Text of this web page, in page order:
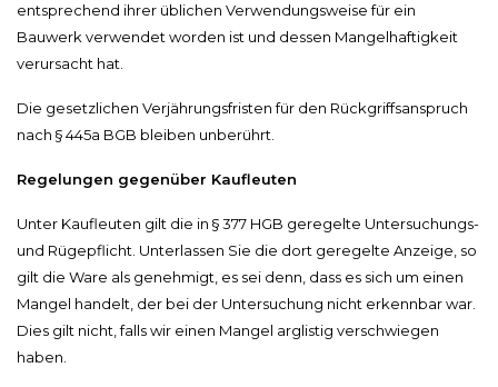
entsprechend ihrer üblichen Verwendungsweise für ein
Bauwerk verwendet worden ist und dessen Mangelhaftigkeit
verursacht hat.
Die gesetzlichen Verjährungsfristen für den Rückgriffsanspruch
nach § 445a BGB bleiben unberührt.
Regelungen gegenüber Kaufleuten
Unter Kaufleuten gilt die in § 377 HGB geregelte Untersuchungs-
und Rügepflicht. Unterlassen Sie die dort geregelte Anzeige, so
gilt die Ware als genehmigt, es sei denn, dass es sich um einen
Mangel handelt, der bei der Untersuchung nicht erkennbar war.
Dies gilt nicht, falls wir einen Mangel arglistig verschwiegen
haben.